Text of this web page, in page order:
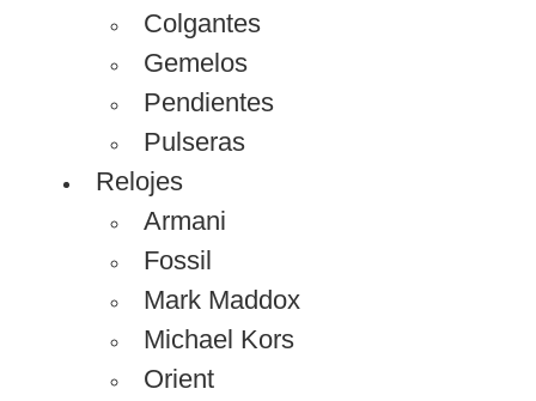
Colgantes
Gemelos
Pendientes
Pulseras
Relojes
Armani
Fossil
Mark Maddox
Michael Kors
Orient